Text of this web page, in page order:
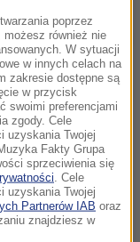
rządem, nie
rządów- ocenił
konfrontowane
Jego
rząd Prawa i
oraz że
i
- przekonywał
poprzez
również nie
W sytuacji
w innych celach na
zakresie dostępne są
w przycisk
swoimi preferencjami
zgody. Cele
uzyskania Twojej
Fakty Grupa
sprzeciwienia się
. Cele
uzyskania Twojej
Partnerów IAB oraz
znajdziesz w